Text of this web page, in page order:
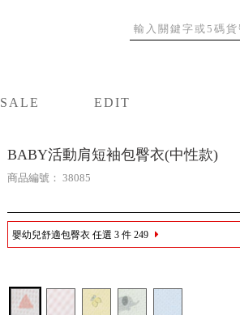
SALE
EDIT
BABY活動肩短袖包臀衣(中性款)
商品編號： 38085
嬰幼兒舒適包臀衣 任選 3 件 249